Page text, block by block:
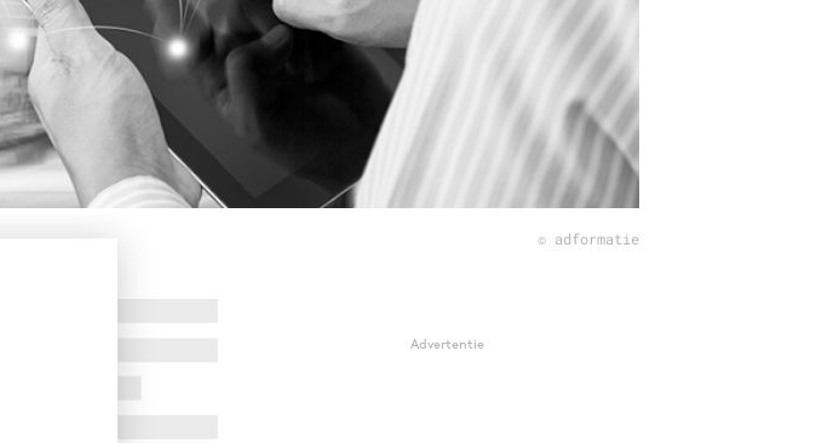
© adformatie
Advertentie